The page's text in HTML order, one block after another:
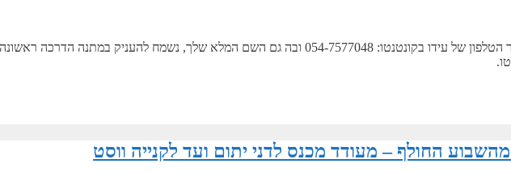
מי מכם שירצה לשלוח לנו הודעת ווצאפ למספר הטלפון של עידו בקונטנטו: 054-7577048 ובה גם השם המלא שלך, נשמח
החולף – מעודד מכנס לדני יתום ועד לקנייה ווסט